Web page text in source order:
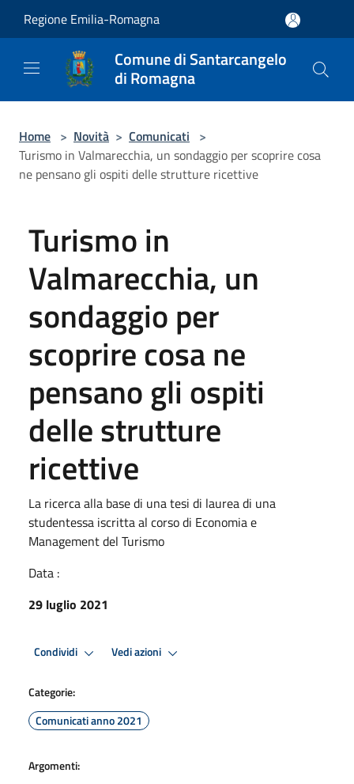
Regione Emilia-Romagna
Comune di Santarcangelo
di Romagna
Home > Novità > Comunicati >
Turismo in Valmarecchia, un sondaggio per scoprire cosa
ne pensano gli ospiti delle strutture ricettive
Turismo in
Valmarecchia, un
sondaggio per
scoprire cosa ne
pensano gli ospiti
delle strutture
ricettive
La ricerca alla base di una tesi di laurea di una
studentessa iscritta al corso di Economia e
Management del Turismo
Data :
29 luglio 2021
Condividi Vedi azioni
Categorie:
Comunicati anno 2021
Argomenti: